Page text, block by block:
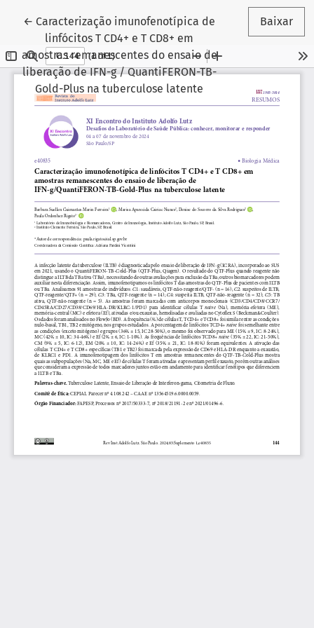
← Voltar aos Detalhes do Artigo
Caracterização imunofenotípica de
linfócitos T CD4+ e T CD8+ em
amostras remanescentes do ensaio de
liberação de IFN-g / QuantiFERON-TB-
Gold-Plus na tuberculose latente
Baixar